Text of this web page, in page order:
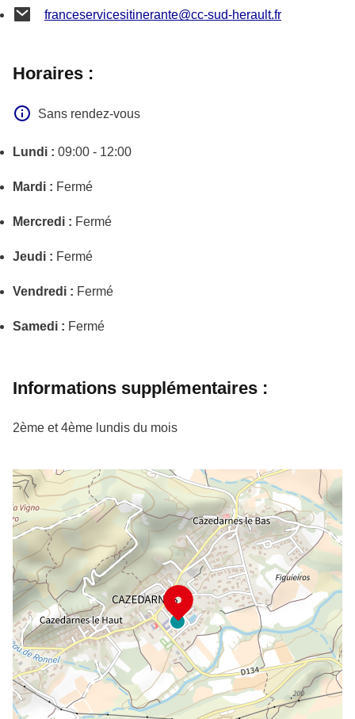
franceservicesitinerante@cc-sud-herault.fr
Horaires :
Sans rendez-vous
Lundi : 09:00 - 12:00
Mardi : Fermé
Mercredi : Fermé
Jeudi : Fermé
Vendredi : Fermé
Samedi : Fermé
Informations supplémentaires :
2ème et 4ème lundis du mois